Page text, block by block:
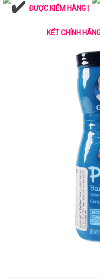
ĐƯỢC KIỂM HÀNG |
KẾT CHÍNH